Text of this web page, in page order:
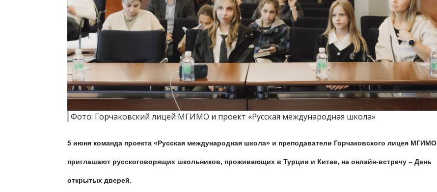
Фото: Горчаковский лицей МГИМО и проект «Русская международная школа»
5 июня команда проекта «Русская международная школа» и преподаватели Горчаковского лицея МГИМО
приглашают русскоговорящих школьников, проживающих в Турции и Китае, на онлайн-встречу – День
открытых дверей.